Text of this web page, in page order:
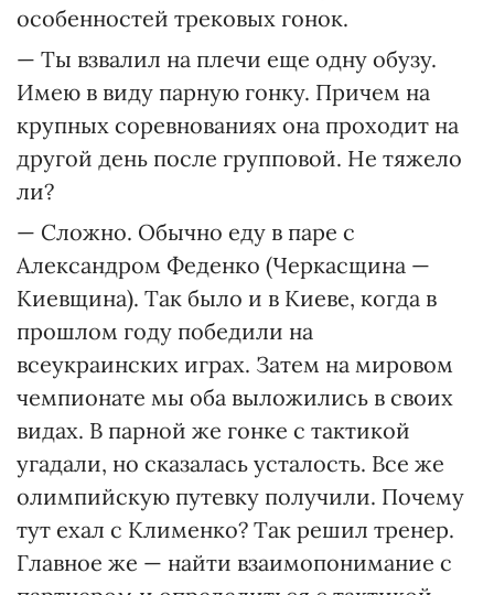
особенностей трековых гонок.
— Ты взвалил на плечи еще одну обузу.
Имею в виду парную гонку. Причем на
крупных соревнованиях она проходит на
другой день после групповой. Не тяжело
ли?
— Сложно. Обычно еду в паре с
Александром Феденко (Черкасщина —
Киевщина). Так было и в Киеве, когда в
прошлом году победили на
всеукраинских играх. Затем на мировом
чемпионате мы оба выложились в своих
видах. В парной же гонке с тактикой
угадали, но сказалась усталость. Все же
олимпийскую путевку получили. Почему
тут ехал с Клименко? Так решил тренер.
Главное же — найти взаимопонимание с